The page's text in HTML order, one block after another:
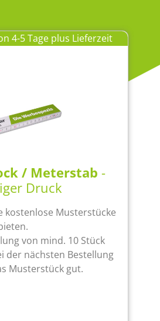
4-5 Tage plus Lieferzeit
/ Meterstab -
Druck
kostenlose Musterstücke
von mind. 10 Stück
der nächsten Bestellung
Musterstück gut.